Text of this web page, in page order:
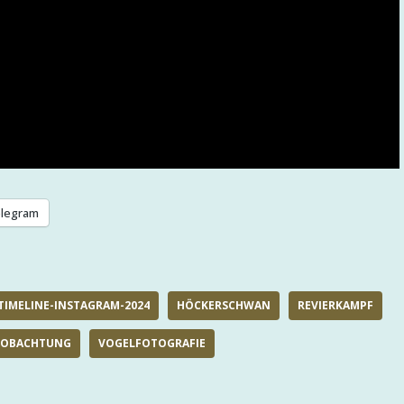
INSTAGRAM-2024 HÖCKERSCHWAN REVIERKAMPF
VOGELFOTOGRAFIE